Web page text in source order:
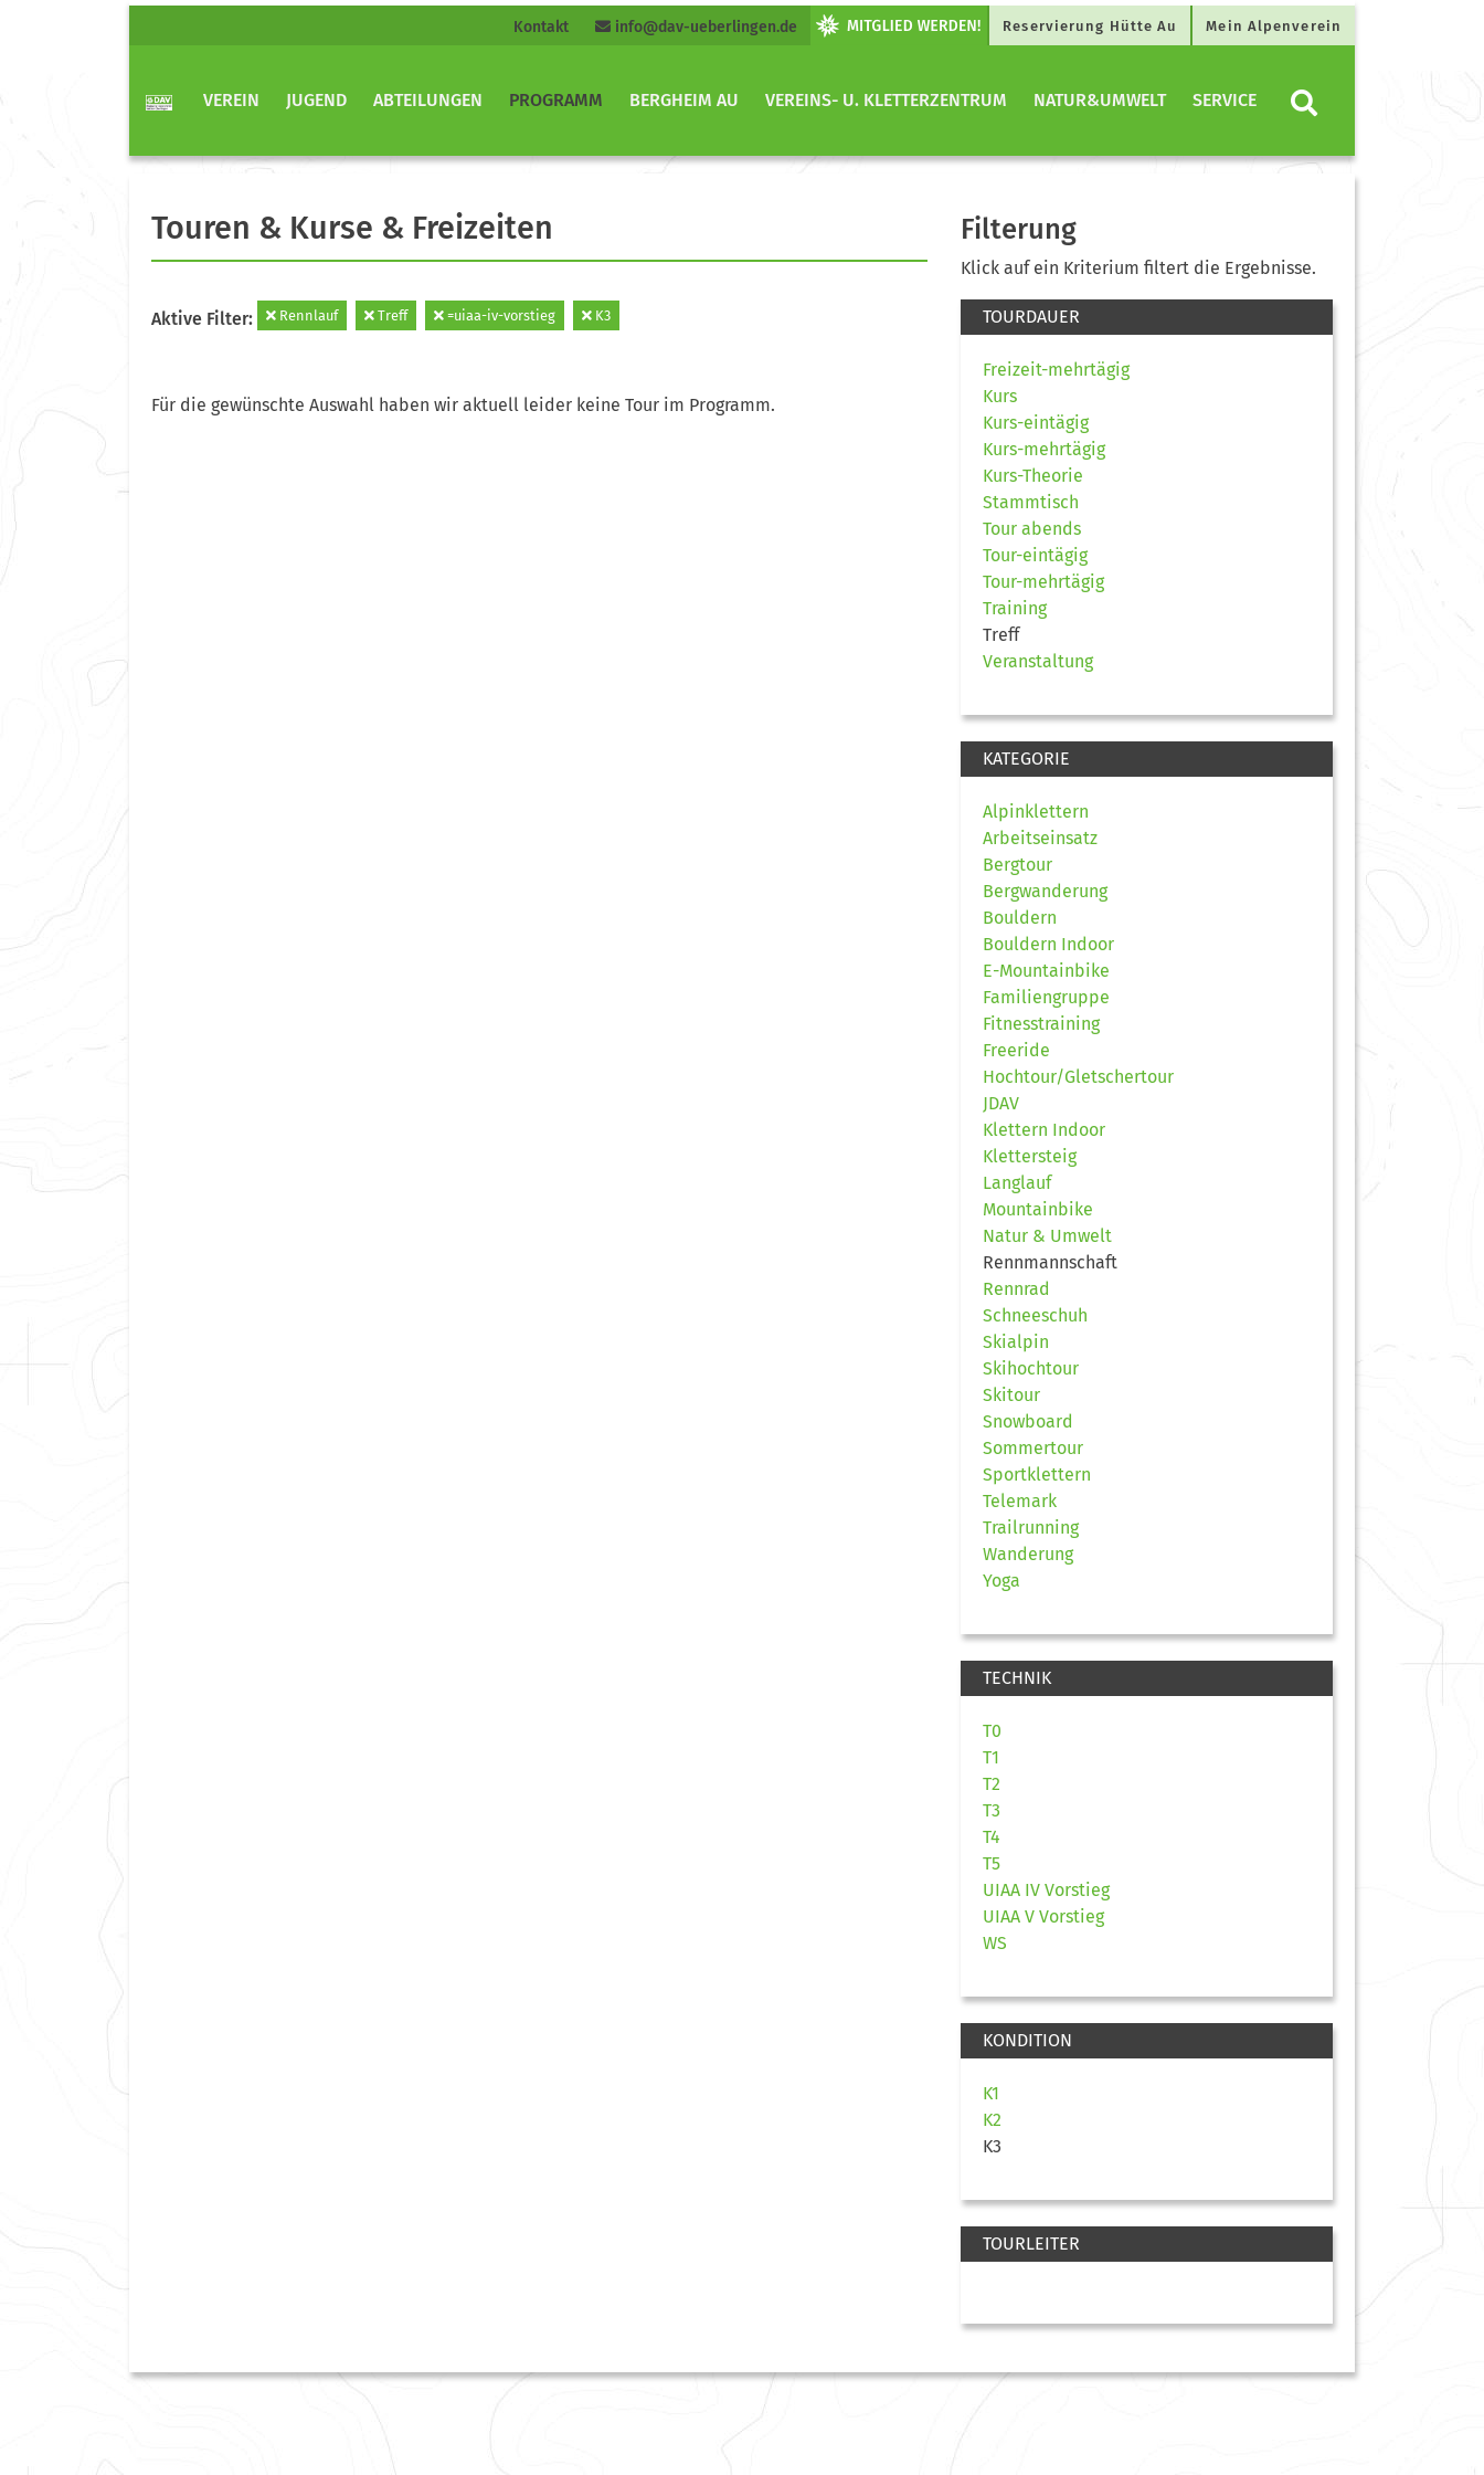
Kontakt info@dav-ueberlingen.de Reservierung Hütte Au Mein Alpenverein
VEREIN JUGEND ABTEILUNGEN PROGRAMM BERGHEIM AU VEREINS- U. KLETTERZENTRUM NATUR&UMWELT SERVICE
Touren & Kurse & Freizeiten
Aktive Filter: Rennlauf Treff =uiaa-iv-vorstieg K3
Für die gewünschte Auswahl haben wir aktuell leider keine Tour im Programm.
Filterung
Klick auf ein Kriterium filtert die Ergebnisse.
TOURDAUER
Freizeit-mehrtägig
Kurs
Kurs-eintägig
Kurs-mehrtägig
Kurs-Theorie
Stammtisch
Tour abends
Tour-eintägig
Tour-mehrtägig
Training
Treff
Veranstaltung
KATEGORIE
Alpinklettern
Arbeitseinsatz
Bergtour
Bergwanderung
Bouldern
Bouldern Indoor
E-Mountainbike
Familiengruppe
Fitnesstraining
Freeride
Hochtour/Gletschertour
JDAV
Klettern Indoor
Klettersteig
Langlauf
Mountainbike
Natur & Umwelt
Rennmannschaft
Rennrad
Schneeschuh
Skialpin
Skihochtour
Skitour
Snowboard
Sommertour
Sportklettern
Telemark
Trailrunning
Wanderung
Yoga
TECHNIK
T0
T1
T2
T3
T4
T5
UIAA IV Vorstieg
UIAA V Vorstieg
WS
KONDITION
K1
K2
K3
TOURLEITER